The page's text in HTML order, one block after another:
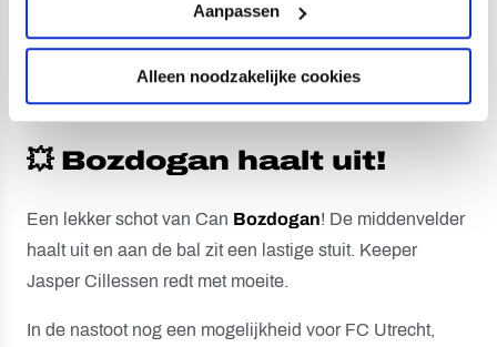
Aanpassen
Alleen noodzakelijke cookies
💥 Bozdogan haalt uit!
48
Een lekker schot van Can Bozdogan! De middenvelder
haalt uit en aan de bal zit een lastige stuit. Keeper
Jasper Cillessen redt met moeite.
In de nastoot nog een mogelijkheid voor FC Utrecht,